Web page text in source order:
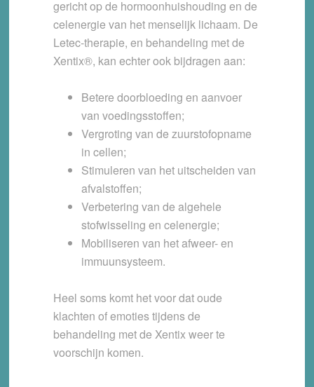
gericht op de hormoonhuishouding en de
celenergie van het menselijk lichaam. De
Letec-therapie, en behandeling met de
Xentix®, kan echter ook bijdragen aan:
Betere doorbloeding en aanvoer
van voedingsstoffen;
Vergroting van de zuurstofopname
in cellen;
Stimuleren van het uitscheiden van
afvalstoffen;
Verbetering van de algehele
stofwisseling en celenergie;
Mobiliseren van het afweer- en
immuunsysteem.
Heel soms komt het voor dat oude
klachten of emoties tijdens de
behandeling met de Xentix weer te
voorschijn komen.